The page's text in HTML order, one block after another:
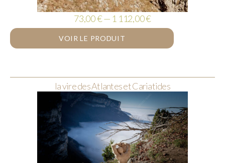
73,00 € — 1 112,00 €
VOIR LE PRODUIT
la vire des Atlantes et Cariatides